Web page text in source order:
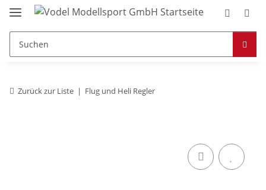
Zurück zur Liste Flug und Heli Regler